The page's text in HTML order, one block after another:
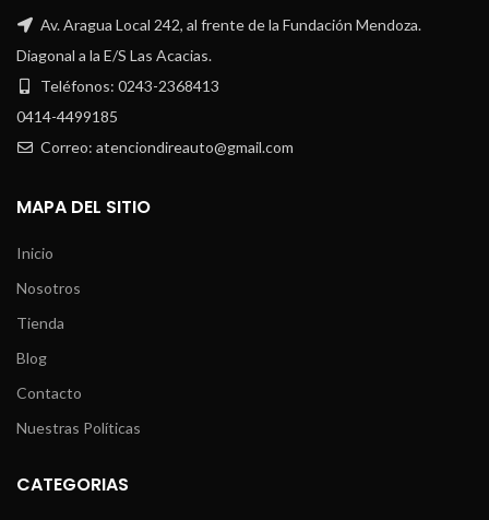
Av. Aragua Local 242, al frente de la Fundación Mendoza.
Diagonal a la E/S Las Acacias.
Teléfonos: 0243-2368413
0414-4499185
Correo: atenciondireauto@gmail.com
MAPA DEL SITIO
Inicio
Nosotros
Tienda
Blog
Contacto
Nuestras Políticas
CATEGORIAS